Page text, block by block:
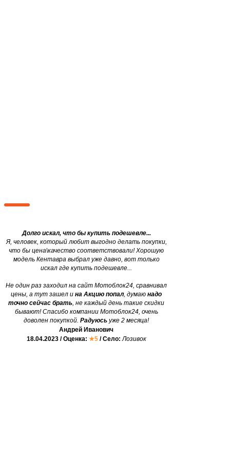
Долго искал, что бы купить подешевле...
Я, человек, который любит выгодно делать покупки,
что бы цена\качество соответствовали! Хорошую
модель Кентавра выбрал уже давно, вот только
искал где купить подешевле...
Не один раз заходил на сайт Мотоблок24, сравнивал
цены, а тут зашел и на Акцию попал, думаю надо
точно сейчас брать, не каждый день такие скидки
бывают! Спасибо компании Мотоблок24, очень
доволен покупкой. Радуюсь уже 2 месяца!
Андрей Иванович
18.04.2023 / Оценка: ★5 / Село: Лозивок